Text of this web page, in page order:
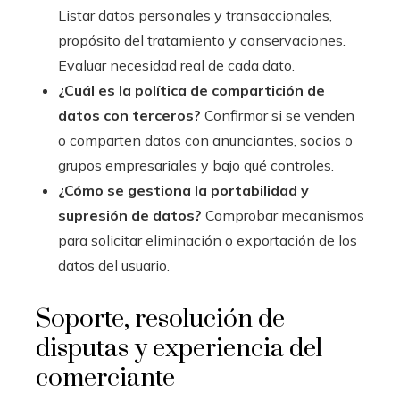
Listar datos personales y transaccionales,
propósito del tratamiento y conservaciones.
Evaluar necesidad real de cada dato.
¿Cuál es la política de compartición de
datos con terceros? Confirmar si se venden
o comparten datos con anunciantes, socios o
grupos empresariales y bajo qué controles.
¿Cómo se gestiona la portabilidad y
supresión de datos? Comprobar mecanismos
para solicitar eliminación o exportación de los
datos del usuario.
Soporte, resolución de
disputas y experiencia del
comerciante